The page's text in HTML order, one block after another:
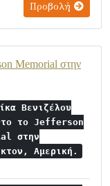
Προβολή
Memorial στην
Βενιζέλου
το Jefferson
στην
Αμερική.